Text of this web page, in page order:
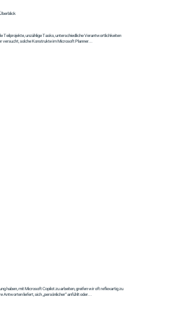
Teilprojekte, unzählige Tasks, unterschiedliche Verantwortlichkeiten
versucht, solche Konstrukte im Microsoft Planner...
haben, mit Microsoft Copilot zu arbeiten, greifen wir oft reflexartig zu
liefert, sich „persönlicher“ anfühlt oder...